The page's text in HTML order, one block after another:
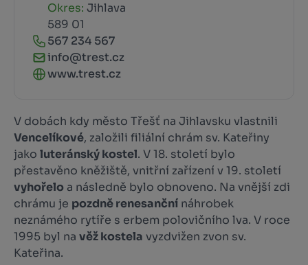
Okres: Jihlava
589 01
567 234 567
info@trest.cz
www.trest.cz
V dobách kdy město Třešť na Jihlavsku vlastnili
Vencelíkové, založili filiální chrám sv. Kateřiny
jako luteránský kostel. V 18. století bylo
přestavěno kněžiště, vnitřní zařízení v 19. století
vyhořelo a následně bylo obnoveno. Na vnější zdi
chrámu je pozdně renesanční náhrobek
neznámého rytíře s erbem polovičního lva. V roce
1995 byl na věž kostela vyzdvižen zvon sv.
Kateřina.